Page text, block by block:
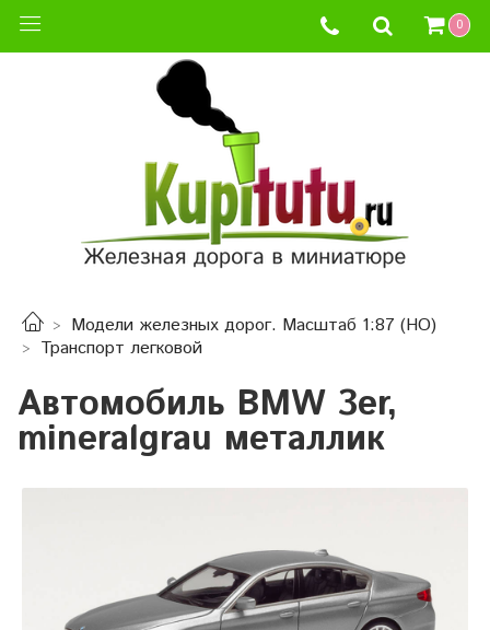
0
Модели железных дорог. Масштаб 1:87 (HO)
Транспорт легковой
Автомобиль BMW 3er,
mineralgrau металлик